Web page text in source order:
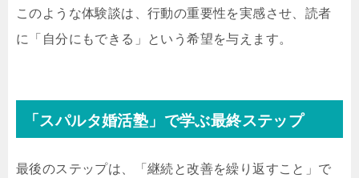
このような体験談は、行動の重要性を実感させ、読者
に「自分にもできる」という希望を与えます。
「スパルタ婚活塾」で学ぶ最終ステップ
最後のステップは、「継続と改善を繰り返すこと」で